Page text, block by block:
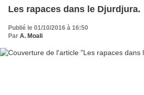
Les rapaces dans le Djurdjura.
Publié le 01/10/2016 à 16:50
Par A. Moali